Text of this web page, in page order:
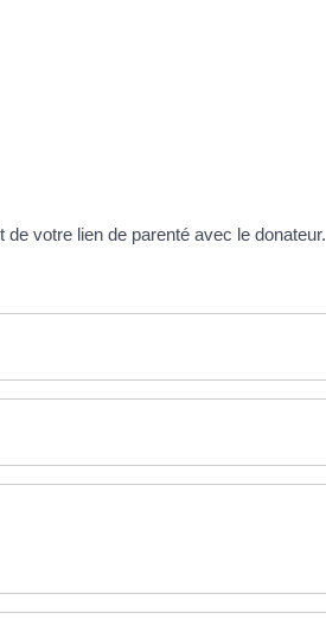
votre lien de parenté avec le donateur.